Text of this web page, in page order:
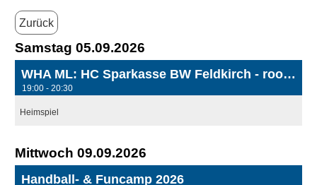
Zurück
Samstag 05.09.2026
WHA ML: HC Sparkasse BW Feldkirch - roomz JAGS Vöslau
19:00 - 20:30
Heimspiel
Mittwoch 09.09.2026
Handball- & Funcamp 2026